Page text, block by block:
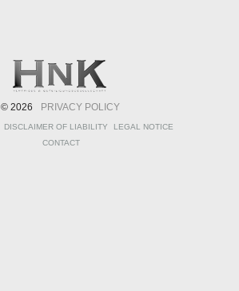
© 2026 PRIVACY POLICY
DISCLAIMER OF LIABILITY
LEGAL NOTICE
CONTACT